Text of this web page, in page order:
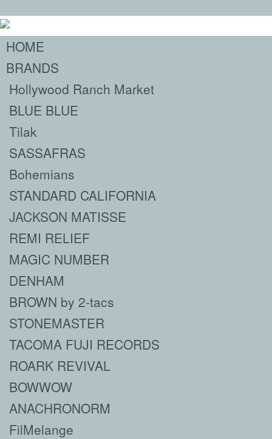
HOME
BRANDS
Hollywood Ranch Market
BLUE BLUE
Tilak
SASSAFRAS
Bohemians
STANDARD CALIFORNIA
JACKSON MATISSE
REMI RELIEF
MAGIC NUMBER
DENHAM
BROWN by 2-tacs
STONEMASTER
TACOMA FUJI RECORDS
ROARK REVIVAL
BOWWOW
ANACHRONORM
FilMelange